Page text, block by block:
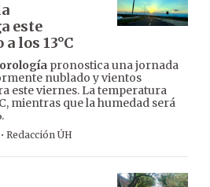
este
los 13°C
pronostica una jornada
nublado y vientos
este viernes. La temperatura
mientras que la humedad será
· Redacción ÚH